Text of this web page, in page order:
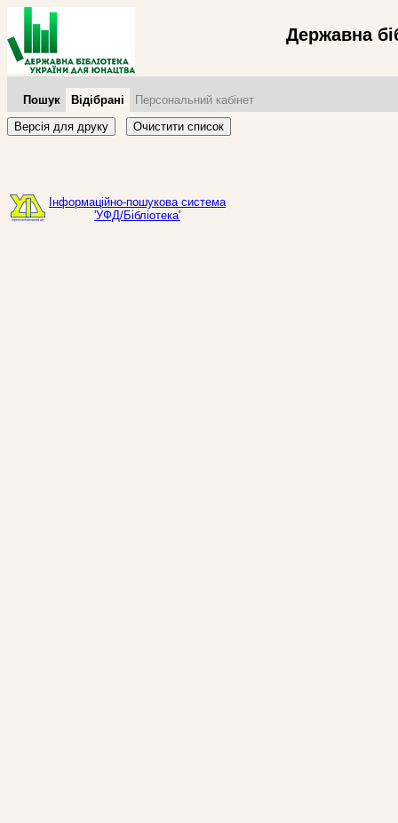
Державна
Пошук Відібрані
Персональний кабінет
Версія для друку
Очистити список
Інформаційно-пошукова система
'УФД/Бібліотека'